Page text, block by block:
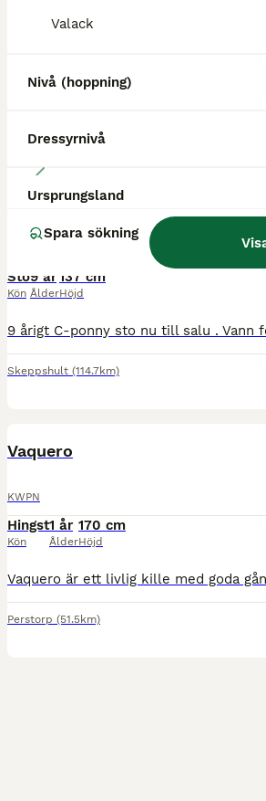
Valack
Nivå (hoppning)
Dressyrnivå
Ursprungsland
Spara sökning
Ponny med power ( Sm vinnare
Sto
Kön
9 år
Ålder
137 cm
Höjd
Skeppshult (114.7km)
Vaquero
KWPN
Hingst
Kön
1 år
Ålder
170 cm
Höjd
Perstorp (51.5km)